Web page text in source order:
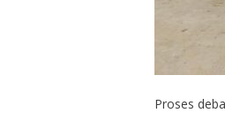
Proses